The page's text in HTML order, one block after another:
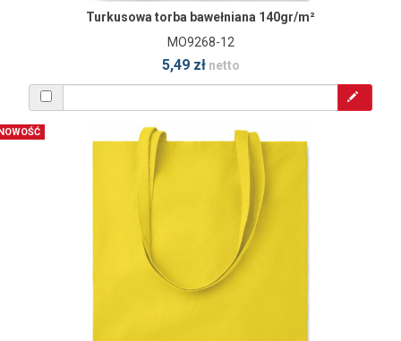
Turkusowa torba bawełniana 140gr/m²
MO9268-12
5,49 złnetto